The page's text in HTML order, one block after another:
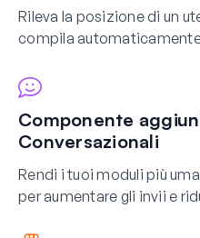
Rileva la posizione di un
compila
Componente
Conversazionali
Rendi i tuoi moduli più
per aumentare gli invii e